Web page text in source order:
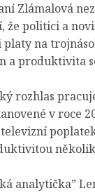
Zlámalová
že politici a
platy na
a produktivita
rozhlas
v roce
analytička”